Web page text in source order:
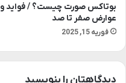
بوتاکس صورت چیست؟ / فواید و
عوارض صفر تا صد
فوریه 15, 2025
دیدگاهتان را بنویسید